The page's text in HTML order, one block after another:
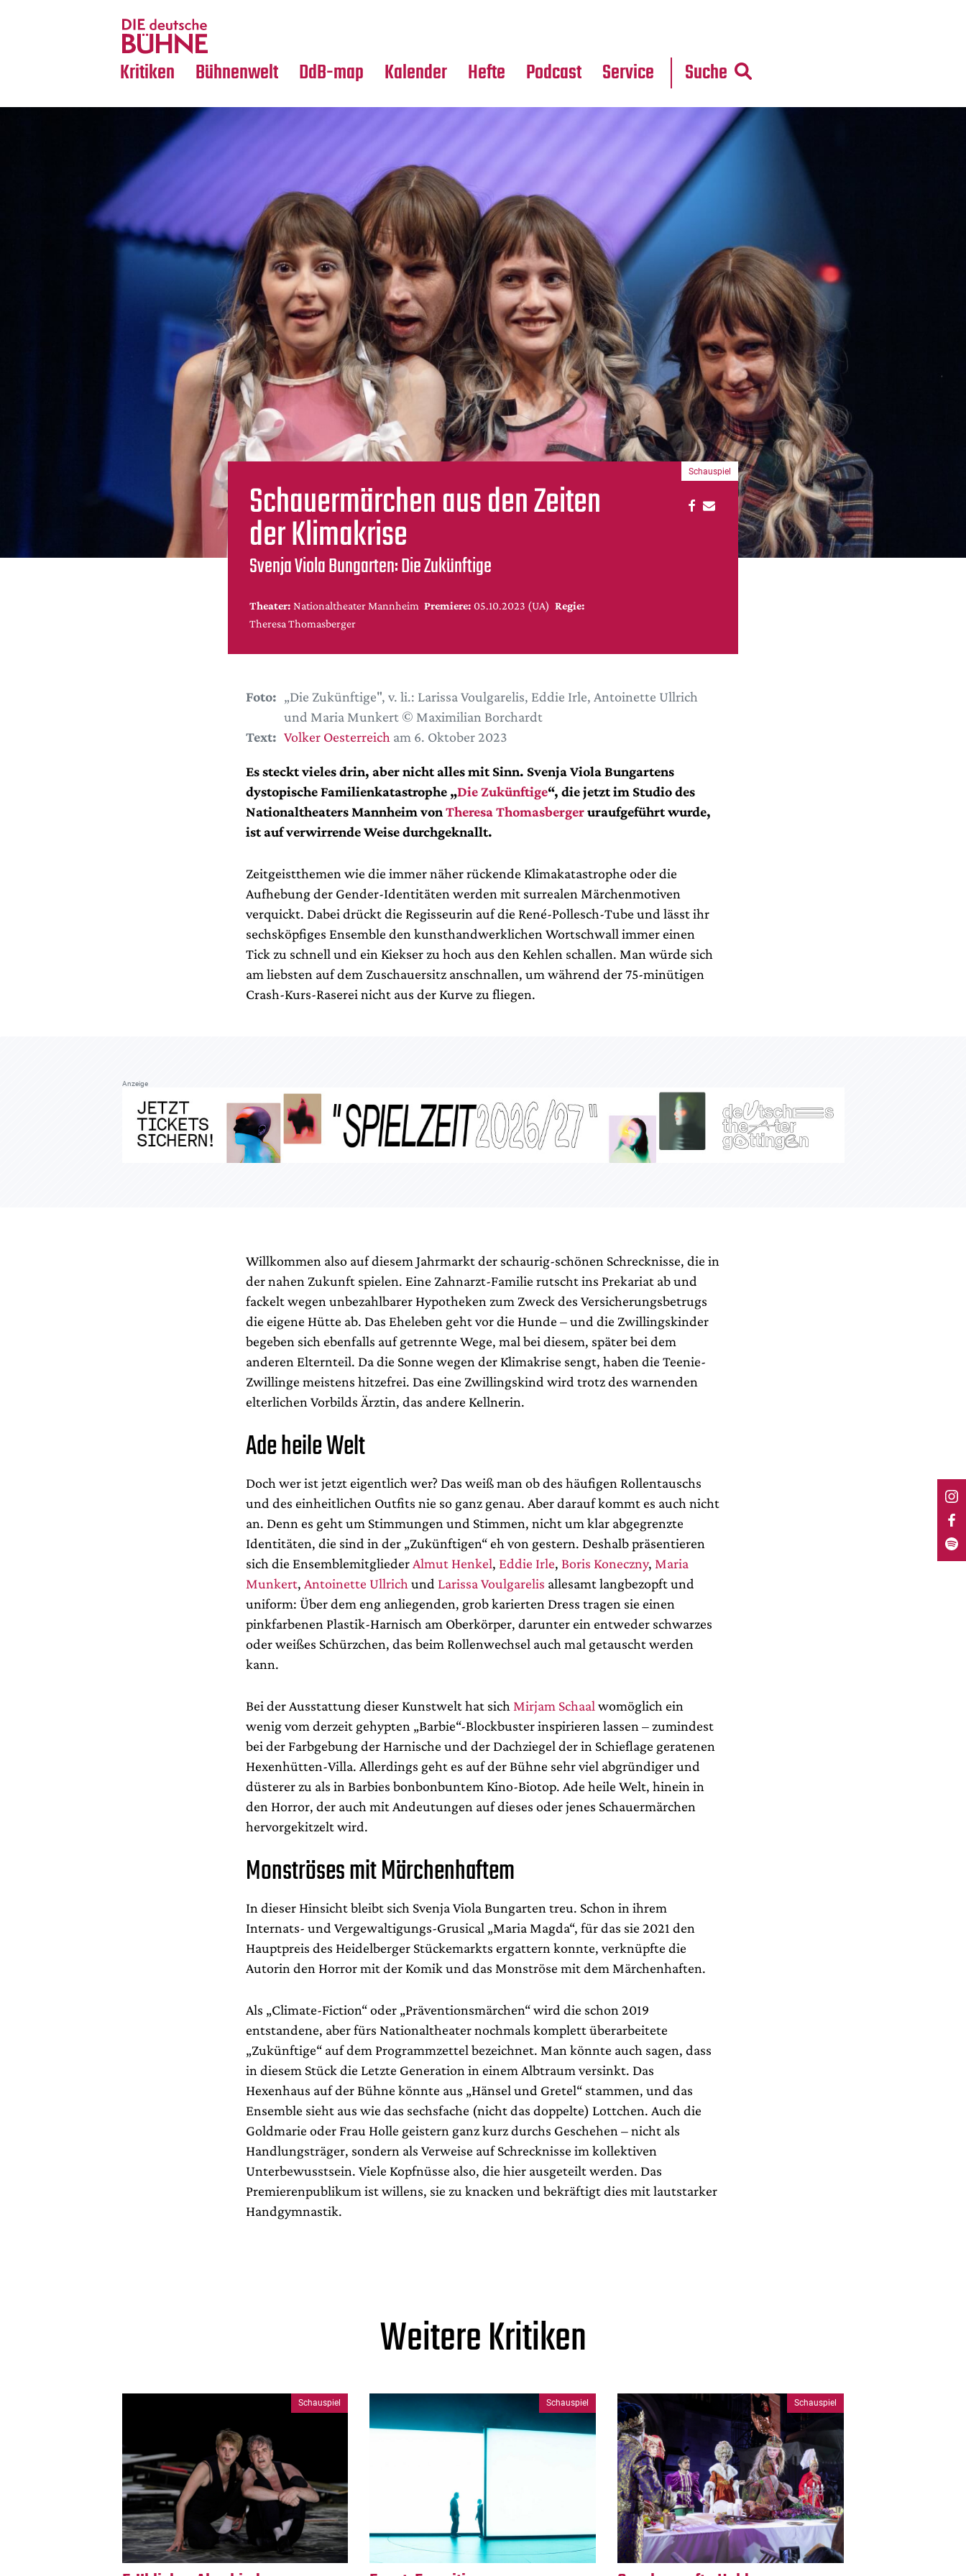
Kritiken
Crossover
Bühnenwelt
Medientipps
DdB-map Kalender Hefte Podcast Service Suche
Schauermärchen aus den Zeiten
der Klimakrise
Svenja Viola Bungarten: Die Zukünftige
Theater: Nationaltheater Mannheim Premiere: 05.10.2023 (UA) Regie:
Theresa Thomasberger
Schauspiel
Foto: „Die Zukünftige", v. li.: Larissa Voulgarelis, Eddie Irle, Antoinette Ullrich
und Maria Munkert © Maximilian Borchardt
Text: Volker Oesterreich am 6. Oktober 2023
Es steckt vieles drin, aber nicht alles mit Sinn. Svenja Viola Bungartens
dystopische Familienkatastrophe „Die Zukünftige“, die jetzt im Studio des
Nationaltheaters Mannheim vonTheresa Thomasbergeruraufgeführt wurde,
ist auf verwirrende Weise durchgeknallt.
Zeitgeistthemen wie die immer näher rückende Klimakatastrophe oder die
Aufhebung der Gender-Identitäten werden mit surrealen Märchenmotiven
verquickt. Dabei drückt die Regisseurin auf die René-Pollesch-Tube und lässt ihr
sechsköpfiges Ensemble den kunsthandwerklichen Wortschwall immer einen
Tick zu schnell und ein Kiekser zu hoch aus den Kehlen schallen. Man würde sich
am liebsten auf dem Zuschauersitz anschnallen, um während der 75-minütigen
Crash-Kurs-Raserei nicht aus der Kurve zu fliegen.
Anzeige
Willkommen also auf diesem Jahrmarkt der schaurig-schönen Schrecknisse, die in
der nahen Zukunft spielen. Eine Zahnarzt-Familie rutscht ins Prekariat ab und
fackelt wegen unbezahlbarer Hypotheken zum Zweck des Versicherungsbetrugs
die eigene Hütte ab. Das Eheleben geht vor die Hunde – und die Zwillingskinder
begeben sich ebenfalls auf getrennte Wege, mal bei diesem, später bei dem
anderen Elternteil. Da die Sonne wegen der Klimakrise sengt, haben die Teenie-
Zwillinge meistens hitzefrei. Das eine Zwillingskind wird trotz des warnenden
elterlichen Vorbilds Ärztin, das andere Kellnerin.
Ade heile Welt
Doch wer ist jetzt eigentlich wer? Das weiß man ob des häufigen Rollentauschs
und des einheitlichen Outfits nie so ganz genau. Aber darauf kommt es auch nicht
an. Denn es geht um Stimmungen und Stimmen, nicht um klar abgegrenzte
Identitäten, die sind in der „Zukünftigen“ eh von gestern. Deshalb präsentieren
sich die Ensemblemitglieder Almut Henkel, Eddie Irle, Boris Koneczny, Maria
Munkert, Antoinette Ullrich und Larissa Voulgarelis allesamt langbezopft und
uniform: Über dem eng anliegenden, grob karierten Dress tragen sie einen
pinkfarbenen Plastik-Harnisch am Oberkörper, darunter ein entweder schwarzes
oder weißes Schürzchen, das beim Rollenwechsel auch mal getauscht werden
kann.
Bei der Ausstattung dieser Kunstwelt hat sich Mirjam Schaal womöglich ein
wenig vom derzeit gehypten „Barbie“-Blockbuster inspirieren lassen – zumindest
bei der Farbgebung der Harnische und der Dachziegel der in Schieflage geratenen
Hexenhütten-Villa. Allerdings geht es auf der Bühne sehr viel abgründiger und
düsterer zu als in Barbies bonbonbuntem Kino-Biotop. Ade heile Welt, hinein in
den Horror, der auch mit Andeutungen auf dieses oder jenes Schauermärchen
hervorgekitzelt wird.
Monströses mit Märchenhaftem
In dieser Hinsicht bleibt sich Svenja Viola Bungarten treu. Schon in ihrem
Internats- und Vergewaltigungs-Grusical „Maria Magda“, für das sie 2021 den
Hauptpreis des Heidelberger Stückemarkts ergattern konnte, verknüpfte die
Autorin den Horror mit der Komik und das Monströse mit dem Märchenhaften.
Als „Climate-Fiction“ oder „Präventionsmärchen“ wird die schon 2019
entstandene, aber fürs Nationaltheater nochmals komplett überarbeitete
„Zukünftige“ auf dem Programmzettel bezeichnet. Man könnte auch sagen, dass
in diesem Stück die Letzte Generation in einem Albtraum versinkt. Das
Hexenhaus auf der Bühne könnte aus „Hänsel und Gretel“ stammen, und das
Ensemble sieht aus wie das sechsfache (nicht das doppelte) Lottchen. Auch die
Goldmarie oder Frau Holle geistern ganz kurz durchs Geschehen – nicht als
Handlungsträger, sondern als Verweise auf Schrecknisse im kollektiven
Unterbewusstsein. Viele Kopfnüsse also, die hier ausgeteilt werden. Das
Premierenpublikum ist willens, sie zu knacken und bekräftigt dies mit lautstarker
Handgymnastik.
Weitere Kritiken
Schauspiel Schauspiel Schauspiel